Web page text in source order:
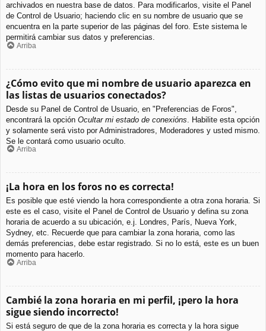
archivados en nuestra base de datos. Para modificarlos, visite el Panel
de Control de Usuario; haciendo clic en su nombre de usuario que se
encuentra en la parte superior de las páginas del foro. Este sistema le
permitirá cambiar sus datos y preferencias.
Arriba
¿Cómo evito que mi nombre de usuario aparezca en
las listas de usuarios conectados?
Desde su Panel de Control de Usuario, en "Preferencias de Foros",
encontrará la opción Ocultar mi estado de conexións . Habilite esta opción
y solamente será visto por Administradores, Moderadores y usted mismo.
Se le contará como usuario oculto.
Arriba
¡La hora en los foros no es correcta!
Es posible que esté viendo la hora correspondiente a otra zona horaria. Si
este es el caso, visite el Panel de Control de Usuario y defina su zona
horaria de acuerdo a su ubicación, e.j. Londres, París, Nueva York,
Sydney, etc. Recuerde que para cambiar la zona horaria, como las
demás preferencias, debe estar registrado. Si no lo está, este es un buen
momento para hacerlo.
Arriba
Cambié la zona horaria en mi perfil, ¡pero la hora
sigue siendo incorrecto!
Si está seguro de que de la zona horaria es correcta y la hora sigue